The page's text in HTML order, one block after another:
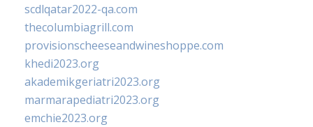
scdlqatar2022-qa.com
thecolumbiagrill.com
provisionscheeseandwineshoppe.com
khedi2023.org
akademikgeriatri2023.org
marmarapediatri2023.org
emchie2023.org